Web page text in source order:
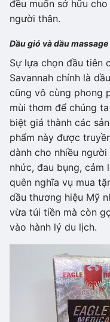
đều muốn sở hữu
người thân.
Dầu gió và dầu massage
Sự lựa chọn đầu tiên
Savannah chính là
cũng vô cùng phong
mùi thơm để chúng
biệt giá thành các
phẩm này được
dành cho nhiều
nhức, đau bụng, cảm
quên nghĩa vụ mua
dầu thương hiệu Mỹ
vừa túi tiền mà còn
vào hành lý du lịch.